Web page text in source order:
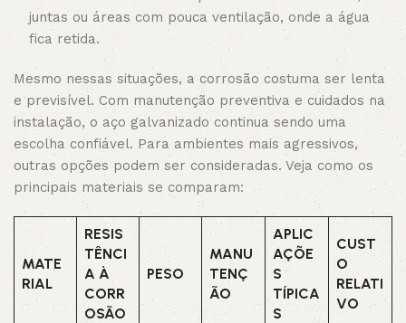
juntas ou áreas com pouca ventilação, onde a água
fica retida.
Mesmo nessas situações, a corrosão costuma ser lenta
e previsível. Com manutenção preventiva e cuidados na
instalação, o aço galvanizado continua sendo uma
escolha confiável. Para ambientes mais agressivos,
outras opções podem ser consideradas. Veja como os
principais materiais se comparam:
MATE
RIAL
RESIS
TÊNCI
A À
CORR
OSÃO
PESO
MANU
TENÇ
ÃO
APLIC
AÇÕE
S
TÍPICA
S
CUST
O
RELATI
VO